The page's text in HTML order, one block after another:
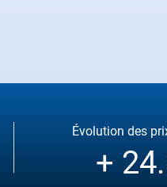
Évolution des
+